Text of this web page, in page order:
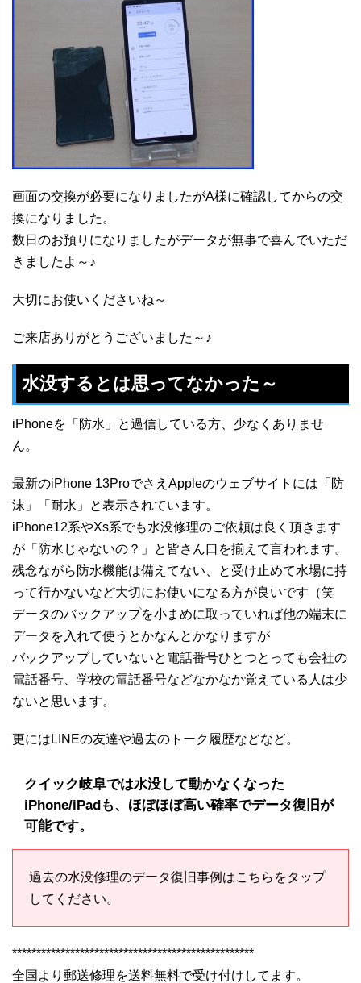
画面の交換が必要になりましたがA様に確認してからの交
換になりました。
数日のお預りになりましたがデータが無事で喜んでいただ
きましたよ～♪
大切にお使いくださいね～
ご来店ありがとうございました～♪
水没するとは思ってなかった～
iPhoneを「防水」と過信している方、少なくありませ
ん。
最新のiPhone 13ProでさえAppleのウェブサイトには「防
沫」「耐水」と表示されています。
iPhone12系やXs系でも水没修理のご依頼は良く頂きます
が「防水じゃないの？」と皆さん口を揃えて言われます。
残念ながら防水機能は備えてない、と受け止めて水場に持
って行かないなど大切にお使いになる方が良いです（笑
データのバックアップを小まめに取っていれば他の端末に
データを入れて使うとかなんとかなりますが
バックアップしていないと電話番号ひとつとっても会社の
電話番号、学校の電話番号などなかなか覚えている人は少
ないと思います。
更にはLINEの友達や過去のトーク履歴などなど。
クイック岐阜では水没して動かなくなった
iPhone/iPadも、ほぼほぼ高い確率でデータ復旧が
可能です。
過去の水没修理のデータ復旧事例はこちらをタップ
してください。
**************************************************
全国より郵送修理を送料無料で受け付けしてます。